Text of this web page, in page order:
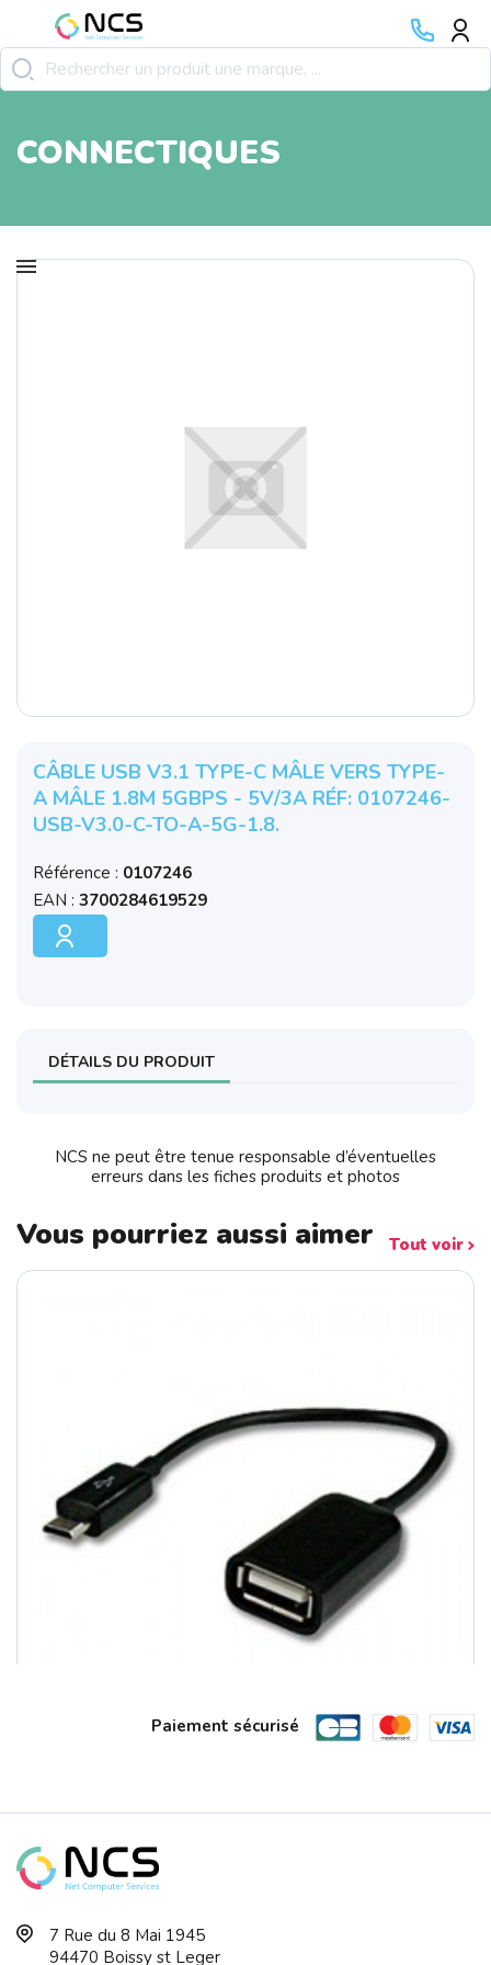
CONNECTIQUES
CÂBLE USB V3.1 TYPE-C MÂLE VERS TYPE-
A MÂLE 1.8M 5GBPS - 5V/3A RÉF: 0107246-
USB-V3.0-C-TO-A-5G-1.8.
Référence : 0107246
EAN : 3700284619529
DÉTAILS DU PRODUIT
NCS ne peut être tenue responsable d’éventuelles
erreurs dans les fiches produits et photos
Vous pourriez aussi aimer Tout voir
Paiement sécurisé
7 Rue du 8 Mai 1945
94470 Boissy st Leger